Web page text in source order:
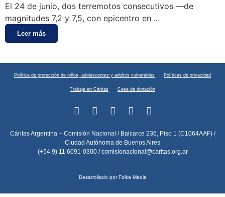
El 24 de junio, dos terremotos consecutivos —de
magnitudes 7,2 y 7,5, con epicentro en ...
Leer más
Política de protección de niños, adolescentes y adultos vulnerables Políticas de privacidad
Trabaja en Cáritas Cese de donación
Cáritas Argentina – Comisión Nacional / Balcarce 236, Piso 1 (C1064AAF) /
Ciudad Autónoma de Buenos Aires
(+54 9) 11 6091-0300 /comisionacional@caritas.org.ar
Desarrollado por Folka Media